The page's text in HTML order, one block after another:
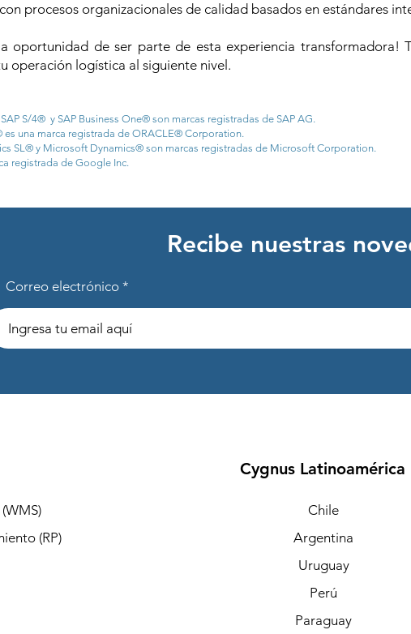
procesos organizacionales de calidad basados en estándares
oportunidad de ser parte de esta experiencia transformadora!
operación logística al siguiente nivel.
S/4® y SAP Business One® son marcas registradas de SAP AG.
es una marca registrada de ORACLE® Corporation.
SL® y Microsoft Dynamics® son marcas registradas de Microsoft Corporation.
registrada de Google Inc.
Recibe nuestras
Correo electrónico
(RP)
Cygnus Latinoamérica
Chile
Argentina
Uruguay
Perú
Paraguay